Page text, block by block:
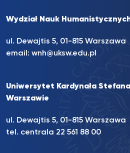
Wydział Nauk
ul. Dewajtis 5, 01-815 Warszawa
email: wnh@uksw.edu.pl
Uniwersytet Kardynała
Warszawie
ul. Dewajtis 5, 01-815 Warszawa
tel. centrala 22 561 88 00